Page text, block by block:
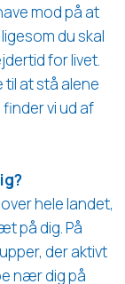
mod på at
du skal
for livet.
at stå alene
vi ud af
hele landet,
på dig. På
der aktivt
nær dig på